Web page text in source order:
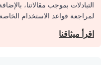
التبادلات بموجب مقالاتنا،
لمراجعة قواعد الاستخدام الخاصة
اقرأ ميثاقنا